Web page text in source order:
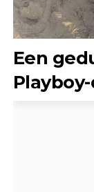
Een